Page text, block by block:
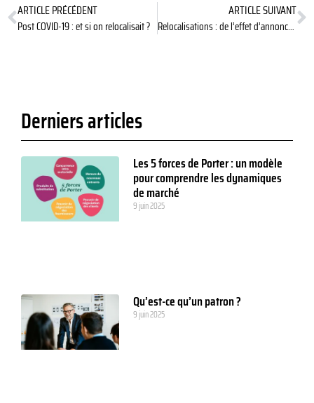
ARTICLE PRÉCÉDENT
Post COVID-19 : et si on relocalisait ?
ARTICLE SUIVANT
Relocalisations : de l’effet d’annonce à l’annonce de faits
Derniers articles
Les 5 forces de Porter : un modèle
pour comprendre les dynamiques
de marché
9 juin 2025
Qu’est-ce qu’un patron ?
9 juin 2025